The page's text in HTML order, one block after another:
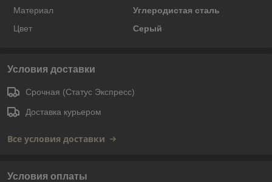
Материал
Углеродистая сталь
Цвет
Серый
Условия доставки
Срочная (Статус Экспресс)
Доставка курьером
Все условия доставки
Условия оплаты